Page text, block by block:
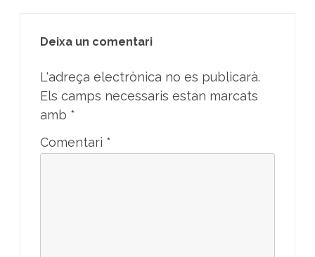
Deixa un comentari
L'adreça electrònica no es publicarà.
Els camps necessaris estan marcats
amb *
Comentari *